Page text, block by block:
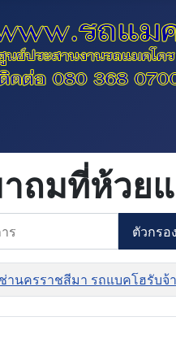
ถมที่ห้วย
ตัวกรอง
านครราชสีมา รถแบคโฮรับ